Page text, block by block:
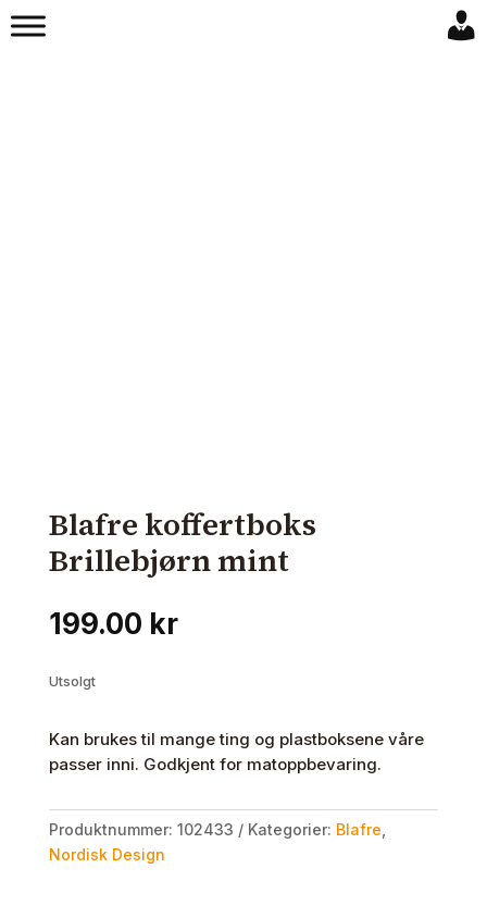
Blafre koffertboks
Brillebjørn mint
199.00 kr
Utsolgt
Kan brukes til mange ting og plastboksene våre
passer inni. Godkjent for matoppbevaring.
Produktnummer: 102433 Kategorier: Blafre
Nordisk Design